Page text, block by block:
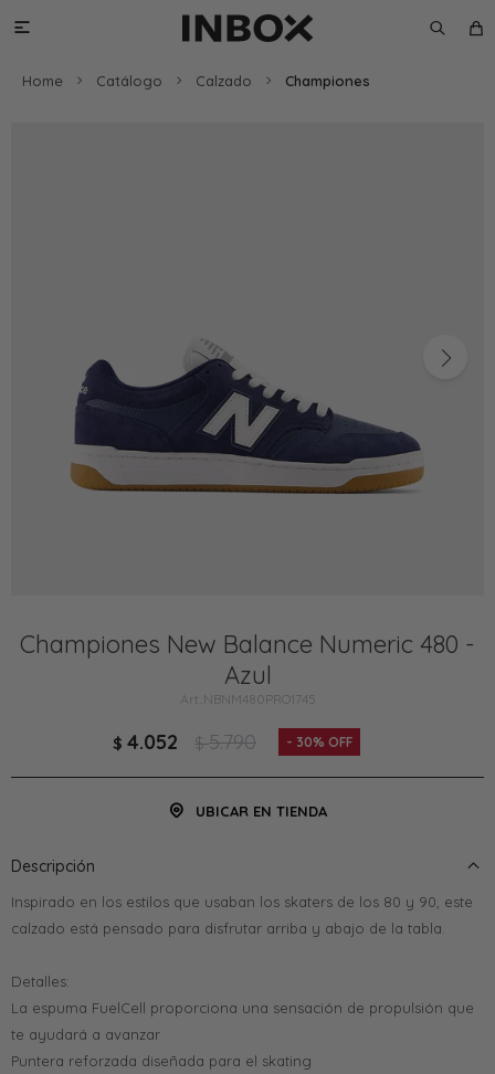

Home Catálogo Calzado Championes
Championes New Balance Numeric 480 -
Azul
NBNM480PRO1745
$ 4.052 $ 5.790 30
UBICAR EN TIENDA
Descripción
Inspirado en los estilos que usaban los skaters de los 80 y 90, este
calzado está pensado para disfrutar arriba y abajo de la tabla.
Detalles:
La espuma FuelCell proporciona una sensación de propulsión que
te ayudará a avanzar
Puntera reforzada diseñada para el skating